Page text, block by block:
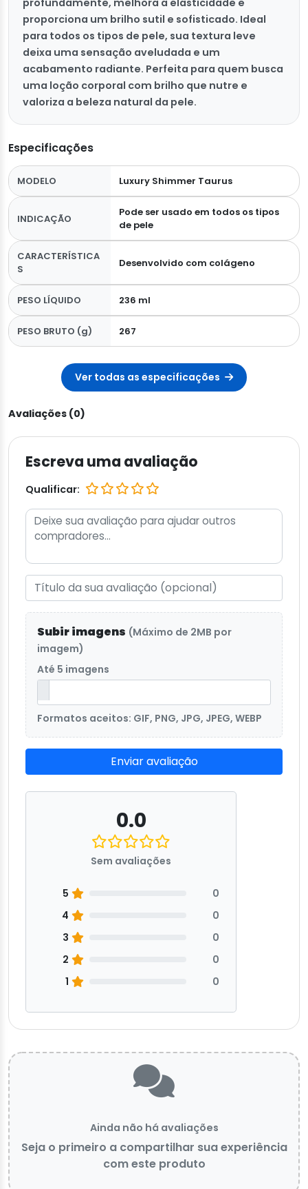
profundamente, melhora a elasticidade e
proporciona um brilho sutil e sofisticado. Ideal
para todos os tipos de pele, sua textura leve
deixa uma sensação aveludada e um
acabamento radiante. Perfeita para quem busca
uma loção corporal com brilho que nutre e
valoriza a beleza natural da pele.
Especificações
MODELO Luxury Shimmer Taurus
INDICAÇÃO
Pode ser usado em todos os tipos
de pele
CARACTERÍSTICA
S
Desenvolvido com colágeno
PESO LÍQUIDO 236 ml
PESO BRUTO (g) 267
Ver todas as especificações
Avaliações (0)
Escreva uma avaliação
Qualificar:
Subir imagens (Máximo de 2MB por
imagem)
Até 5 imagens
Formatos aceitos: GIF, PNG, JPG, JPEG, WEBP
Enviar avaliação
0.0
Sem avaliações
5
0
4
0
3
0
2
0
1
0
Ainda não há avaliações
Seja o primeiro a compartilhar sua experiência
com este produto